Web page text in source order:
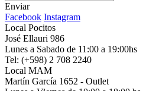
Enviar
Facebook Instagram
Local Pocitos
José Ellauri 986
Lunes a Sabado de 11:00 a 19:00hs
Tel: (+598) 2 708 2240
Local MAM
Martín García 1652 - Outlet